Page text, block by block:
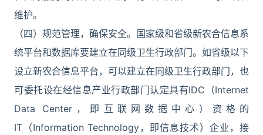
维护。
（四）规范管理，确保安全。国家级和省级新农合信息系
统平台和数据库要建立在同级卫生行政部门。如省级以下
设立新农合信息平台，可以建立在同级卫生行政部门，也
可委托设在经信息产业行政部门认定具有IDC（Internet
Data Center，即互联网数据中心）资格的
IT（Information Technology，即信息技术）企业，接